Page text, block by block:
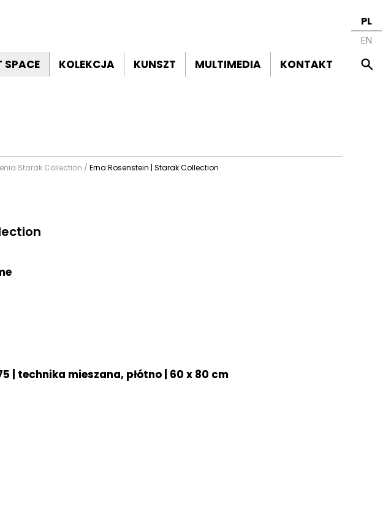
SPACE KOLEKCJA KUNSZT MULTIMEDIA KONTAKT
Starak Collection / Erna Rosenstein | Starak Collection
| technika mieszana, płótno | 60 x 80 cm
PL
EN